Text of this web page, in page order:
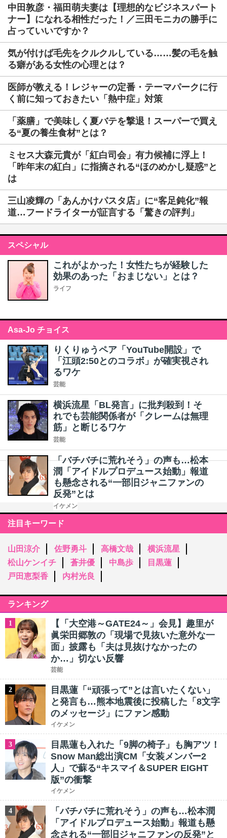
中田敦彦・福田萌夫妻は【理想的なビジネスパート
ナー】になれる相性だった！／三田モニカの勝手に
占っていいですか？
気が付けば毛先をクルクルしている……髪の毛を触
る癖がある女性の心理とは？
医師が教える！レジャーの定番・テーマパークに行
く前に知っておきたい「熱中症」対策
「薬膳」で美味しく夏バテを撃退！スーパーで買え
る“夏の養生食材”とは？
ミセス大森元貴が「紅白司会」有力候補に浮上！
「昨年末の紅白」に指摘される“ほのめかし疑惑”と
は
三山凌輝の「あんかけパスタ店」に“客足鈍化”報
道…フードライターが証言する「驚きの評判」
スペシャル
これがよかった！女性たちが経験した
効果のあった「おまじない」とは？
ライフ
Asa-Jo チョイス
りくりゅうペア「YouTube開設」で
「江頭2:50とのコラボ」が確実視され
るワケ
芸能
横浜流星「BL発言」に批判殺到！そ
れでも芸能関係者が「クレームは無理
筋」と断じるワケ
芸能
「バチバチに荒れそう」の声も…松本
潤「アイドルプロデュース始動」報道
も懸念される“一部旧ジャニファンの
反発”とは
イケメン
注目キーワード
山田涼介 佐野勇斗 高橋文哉
横浜流星
松山ケンイチ
蒼井優 中島歩
目黒蓮
戸田恵梨香
内村光良
ランキング
1
【「大空港～GATE24～」会見】趣里が
眞栄田郷敦の「現場で見抜いた意外な一
面」披露も「夫は見抜けなかったの
か…」切ない反響
芸能
2
目黒蓮「“頑張って”とは言いたくない」
と発言も…熊本地震後に投稿した「8文字
のメッセージ」にファン感動
イケメン
3
目黒蓮も入れた「9脚の椅子」も胸アツ！
Snow Man総出演CM「女装メンバー2
人」で蘇る“キスマイ＆SUPER EIGHT
版”の衝撃
イケメン
4
「バチバチに荒れそう」の声も…松本潤
「アイドルプロデュース始動」報道も懸
念される“一部旧ジャニファンの反発”と